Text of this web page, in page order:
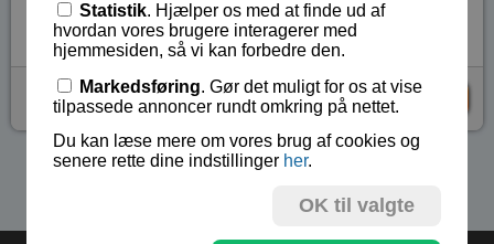
Vare nr.:LE-42375
kr 59,- KØB
Se flere produkter i kategorien Smykker
Statistik. Hjælper os med at finde ud af
hvordan vores brugere interagerer med
hjemmesiden, så vi kan forbedre den.
Markedsføring. Gør det muligt for os at vise
tilpassede annoncer rundt omkring på nettet.
Du kan læse mere om vores brug af cookies og
senere rette dine indstillinger her.
OK til valgte